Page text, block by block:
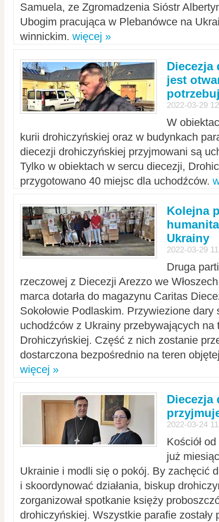
Samuela, ze Zgromadzenia Sióstr
Ubogim pracująca w Plebanówce na
winnickim. więcej »
Diecezja
jest
2022-03-29
W
kurii drohiczyńskiej oraz w budynkach
diecezji drohiczyńskiej przyjmowani są
Tylko w obiektach w sercu diecezji,
przygotowano 40 miejsc dla uchodźców.
Kolejna
Ukrainy
2022-03-29
Druga
rzeczowej z Diecezji Arezzo we
marca dotarła do magazynu Caritas
Sokołowie Podlaskim. Przywiezione dary
uchodźców z Ukrainy przebywających na
Drohiczyńskiej. Część z nich zostanie
dostarczona bezpośrednio na teren
więcej »
Diecezja
2022-03-24
Kościół
już
Ukrainie i modli się o pokój. By zachęcić
i skoordynować działania, biskup
zorganizował spotkanie księży
drohiczyńskiej. Wszystkie parafie zostały